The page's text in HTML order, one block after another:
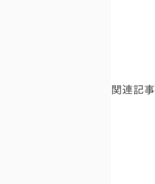
関連記事